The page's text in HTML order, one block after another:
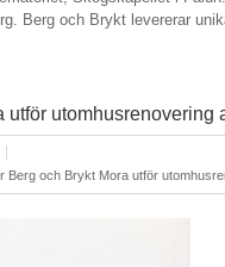
Berg och Brykt levererar
utför utomhusrenovering
Berg och Brykt Mora utför